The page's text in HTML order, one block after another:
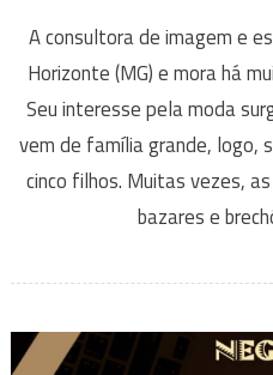
A consultora de imagem e
Horizonte (MG) e mora há
Seu interesse pela moda
vem de família grande, logo,
cinco filhos. Muitas vezes,
bazares e